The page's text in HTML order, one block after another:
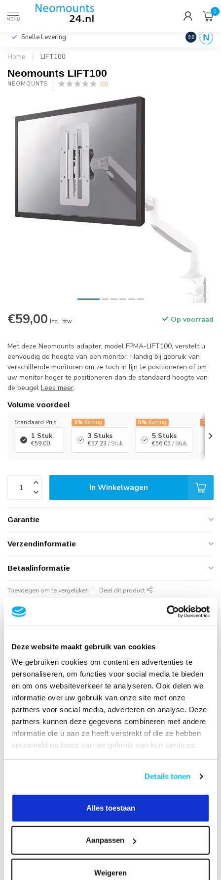
Deze website maakt gebruik van cookies
We gebruiken cookies om content en advertenties te
personaliseren, om functies voor social media te bieden
en om ons websiteverkeer te analyseren. Ook delen we
informatie over uw gebruik van onze site met onze
partners voor social media, adverteren en analyse. Deze
partners kunnen deze gegevens combineren met andere
informatie die u aan ze heeft verstrekt of die ze hebben
verzameld op basis van uw gebruik van hun services.
Details tonen
Alles toestaan
Aanpassen
Weigeren
MENU
0
Incl. btw
Snelle Levering Hoge
9.0
Home / LIFT100
Neomounts LIFT100
NEOMOUNTS (0)
€59,00 Incl. btw Op voorraad
Met deze Neomounts adapter, model FPMA-LIFT100, verstelt u
eenvoudig de hoogte van een monitor. Handig bij gebruik van
verschillende monitoren om ze toch in lijn te positioneren of om
uw monitor hoger te positioneren dan de standaard hoogte van
de beugel Lees meer.
Volume voordeel
Standaard Prijs
1 Stuk
€59,00
3% Korting
3 Stuks
€57,23 / Stuk
5% Korting
5 Stuks
€56,05 / Stuk
7%
In Winkelwagen
Garantie
Verzendinformatie
Betaalinformatie
Toevoegen om te vergelijken Deel dit product
Geautoriseerd Neomounts Reseller
Snelle Levering
Hoge Kwaliteit
Productomschrijving
Specificaties
Of heeft u hulp nodig bij het bestellen? Neem
contact op met onze klantenservicee
info@neomounts24.nlof
helpen u graag !
Recent bekeken